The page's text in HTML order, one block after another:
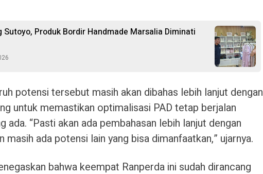
Sutoyo, Produk Bordir Handmade Marsalia Diminati
potensi tersebut masih akan dibahas lebih lanjut dengan
untuk memastikan optimalisasi PAD tetap berjalan
ada. “Pasti akan ada pembahasan lebih lanjut dengan
masih ada potensi lain yang bisa dimanfaatkan,” ujarnya.
bahwa keempat Ranperda ini sudah dirancang